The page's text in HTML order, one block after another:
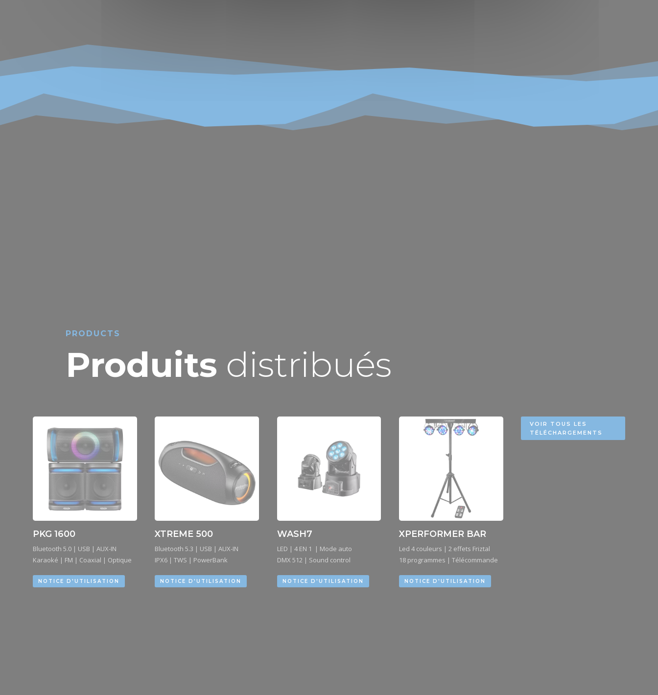
PRODUCTS
Produits distribués
PKG 1600
Bluetooth 5.0 | USB | AUX-IN
Karaoké | FM | Coaxial | Optique
NOTICE D'UTILISATION
XTREME 500
Bluetooth 5.3 | USB | AUX-IN
IPX6 | TWS | PowerBank
NOTICE D'UTILISATION
WASH7
LED | 4 EN 1 | Mode auto
DMX 512 | Sound control
NOTICE D'UTILISATION
XPERFORMER BAR
Led 4 couleurs | 2 effets Friztal
18 programmes | Télécommande
NOTICE D'UTILISATION
VOIR TOUS LES
TÉLÉCHARGEMENTS